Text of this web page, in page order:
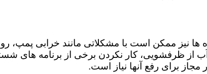
ها نیز ممکن است با مشکلاتی مانند خرابی
ظرفشویی، کار نکردن برخی از برنامه های
برای رفع آنها نیاز است.